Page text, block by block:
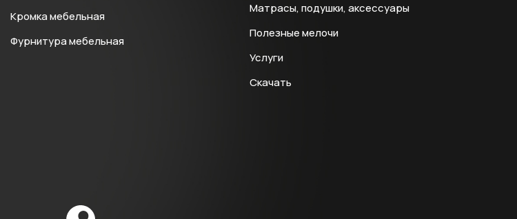
Кромка мебельная
Фурнитура мебельная
Матрасы, подушки, аксессуары
Полезные мелочи
Услуги
Скачать